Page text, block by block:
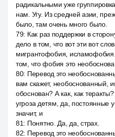
радикальными уже
нам. Угу. Из средней азии,
было, там очень много было.
79: Как раз поддержки в
дело в том, что вот эти вот
мигрантофобия,
том, что фобия это
80: Перевод это
вам скажет, необоснованный,
обоснован? А как, как теракты?
угроза детям, да, постоянные
значит, и
81: Понятно. Да, да, страх.
82: Перевод это